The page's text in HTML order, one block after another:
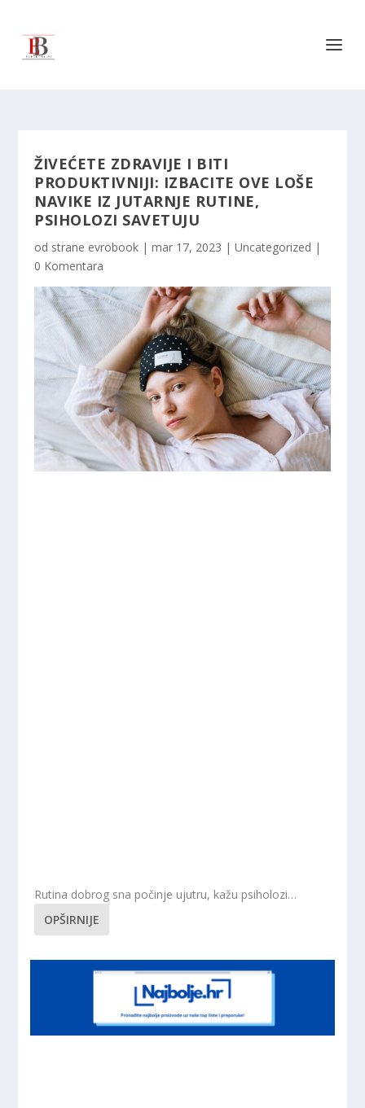
ŽIVEĆETE ZDRAVIJE I BITI
PRODUKTIVNIJI: IZBACITE OVE LOŠE
NAVIKE IZ JUTARNJE RUTINE,
PSIHOLOZI SAVETUJU
od strane evrobook |mar 17, 2023 |Uncategorized |
0 Komentara
Rutina dobrog sna počinje ujutru, kažu psiholozi…
OPŠIRNIJE